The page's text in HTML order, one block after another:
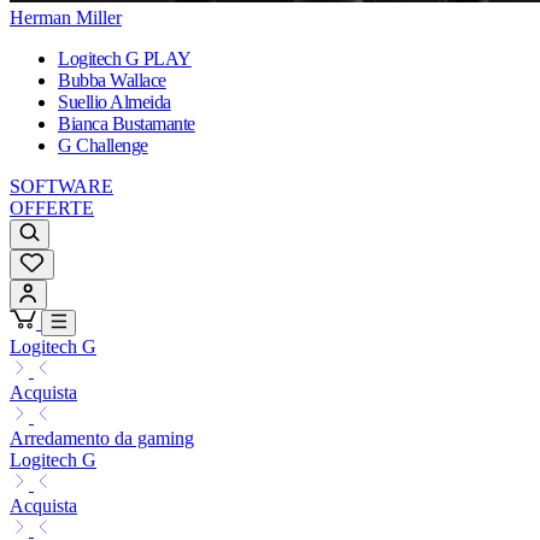
Herman Miller
Logitech G PLAY
Bubba Wallace
Suellio Almeida
Bianca Bustamante
G Challenge
SOFTWARE
OFFERTE
Logitech G
Acquista
Arredamento da gaming
Logitech G
Acquista